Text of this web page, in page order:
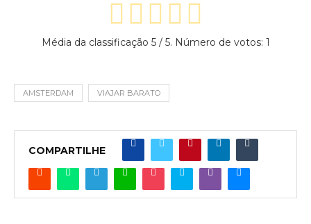
Média da classificação 5/ 5. Número de votos: 1
AMSTERDAM VIAJAR BARATO
COMPARTILHE